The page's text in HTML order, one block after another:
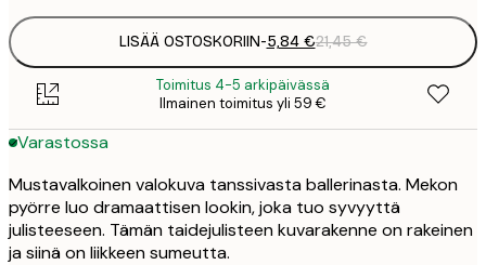
LISÄÄ OSTOSKORIIN-5,84 €21,45 €
Toimitus 4-5 arkipäivässä
Ilmainen toimitus yli 59 €
Varastossa
Mustavalkoinen valokuva tanssivasta ballerinasta. Mekon
pyörre luo dramaattisen lookin, joka tuo syvyyttä
julisteeseen. Tämän taidejulisteen kuvarakenne on rakeinen
ja siinä on liikkeen sumeutta.